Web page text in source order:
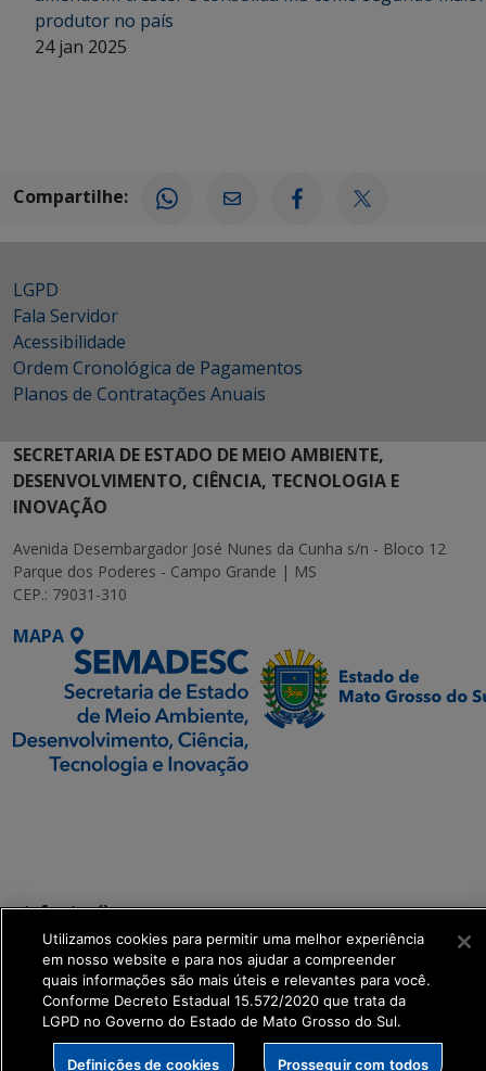
produtor no país
24 jan 2025
Compartilhe:
LGPD
Fala Servidor
Acessibilidade
Ordem Cronológica de Pagamentos
Planos de Contratações Anuais
SECRETARIA DE ESTADO DE MEIO AMBIENTE,
DESENVOLVIMENTO, CIÊNCIA, TECNOLOGIA E
INOVAÇÃO
Avenida Desembargador José Nunes da Cunha s/n - Bloco 12
Parque dos Poderes - Campo Grande | MS
CEP.: 79031-310
MAPA
get_footer();
Utilizamos cookies para permitir uma melhor experiência
em nosso website e para nos ajudar a compreender
quais informações são mais úteis e relevantes para você.
Conforme Decreto Estadual 15.572/2020 que trata da
LGPD no Governo do Estado de Mato Grosso do Sul.
Definições de cookies Prosseguir com todos